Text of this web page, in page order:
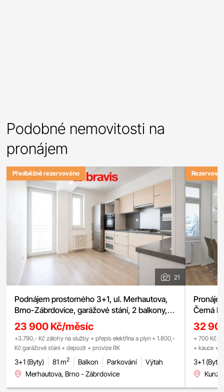
Podobné nemovitosti na
pronájem
Předběžně rezervováno
21
Podnájem prostorného 3+1, ul. Merhautova,
Brno-Zábrdovice, garážové stání, 2 balkony,
centrum města
23 900 Kč/měsíc
+3.790,- Kč zálohy na služby + přepis elektřina a plyn + 1.800,-
Kč garážové stání + depozit + provize RK
3+1 (Byty) 81 m2 Balkon Parkování
Výtah
Merhautova, Brno - Zábrdovice
Černá
32
+ 700 Kč
+ kauce +
3+1 (Byty)